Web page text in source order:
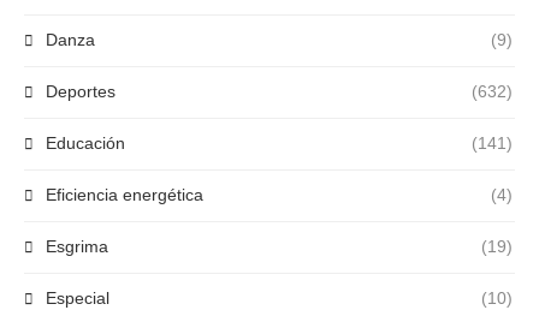
Danza (9)
Deportes (632)
Educación (141)
Eficiencia energética (4)
Esgrima (19)
Especial (10)